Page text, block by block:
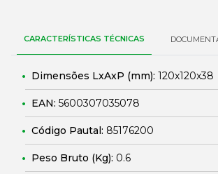
CARACTERÍSTICAS TÉCNICAS
Dimensões LxAxP (mm): 120x120x38
EAN: 5600307035078
Código Pautal: 85176200
Peso Bruto (Kg): 0.6